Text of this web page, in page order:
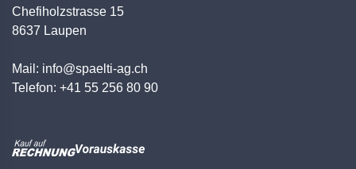
Chefiholzstrasse 15
8637 Laupen
Mail: info@spaelti-ag.ch
Telefon: +41 55 256 80 90